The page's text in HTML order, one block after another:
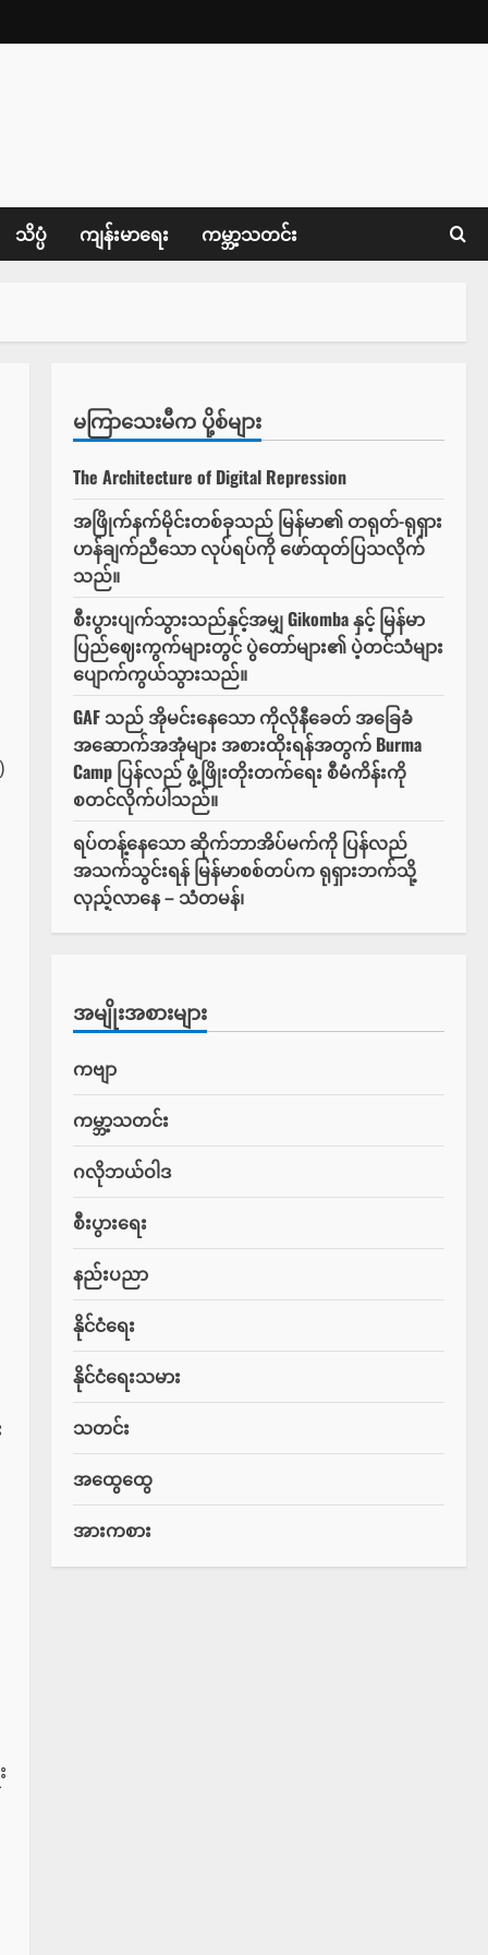
သိပ္ပံ ကျန်းမာရေး ကမ္ဘာ့သတင်း
မကြာသေးမီက ပို့စ်များ
The Architecture of Digital Repression
အဖြိုက်နက်မိုင်းတစ်ခုသည် မြန်မာ၏ တရုတ်-ရုရှား
ဟန်ချက်ညီသော လုပ်ရပ်ကို ဖော်ထုတ်ပြသလိုက်
သည်။
စီးပွားပျက်သွားသည်နှင့်အမျှ Gikomba နှင့် မြန်မာ
ပြည်ဈေးကွက်များတွင် ပွဲတော်များ၏ ပဲ့တင်သံများ
ပျောက်ကွယ်သွားသည်။
GAF သည် အိုမင်းနေသော ကိုလိုနီခေတ် အခြေခံ
အဆောက်အအုံများ အစားထိုးရန်အတွက် Burma
Camp ပြန်လည် ဖွံ့ဖြိုးတိုးတက်ရေး စီမံကိန်းကို
စတင်လိုက်ပါသည်။
ရပ်တန့်နေသော ဆိုက်ဘာအိပ်မက်ကို ပြန်လည်
အသက်သွင်းရန် မြန်မာစစ်တပ်က ရုရှားဘက်သို့
လှည့်လာနေ – သံတမန်၊
အမျိုးအစားများ
ကဗျာ
ကမ္ဘာ့သတင်း
ဂလိုဘယ်ဝါဒ
စီးပွားရေး
နည်းပညာ
နိုင်ငံရေး
နိုင်ငံရေးသမား
သတင်း
အထွေထွေ
အားကစား